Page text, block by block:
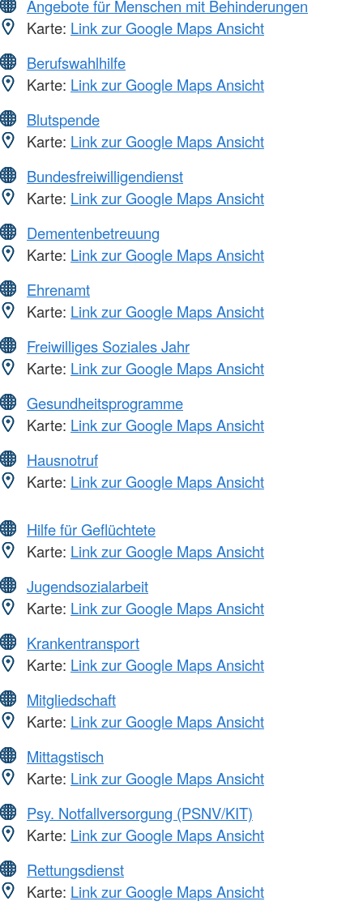
Angebote für Menschen mit Behinderungen
Karte: Link zur Google Maps Ansicht
Berufswahlhilfe
Karte: Link zur Google Maps Ansicht
Blutspende
Karte: Link zur Google Maps Ansicht
Bundesfreiwilligendienst
Karte: Link zur Google Maps Ansicht
Dementenbetreuung
Karte: Link zur Google Maps Ansicht
Ehrenamt
Karte: Link zur Google Maps Ansicht
Freiwilliges Soziales Jahr
Karte: Link zur Google Maps Ansicht
Gesundheitsprogramme
Karte: Link zur Google Maps Ansicht
Hausnotruf
Karte: Link zur Google Maps Ansicht
Hilfe für Geflüchtete
Karte: Link zur Google Maps Ansicht
Jugendsozialarbeit
Karte: Link zur Google Maps Ansicht
Krankentransport
Karte: Link zur Google Maps Ansicht
Mitgliedschaft
Karte: Link zur Google Maps Ansicht
Mittagstisch
Karte: Link zur Google Maps Ansicht
Psy. Notfallversorgung (PSNV/KIT)
Karte: Link zur Google Maps Ansicht
Rettungsdienst
Karte: Link zur Google Maps Ansicht